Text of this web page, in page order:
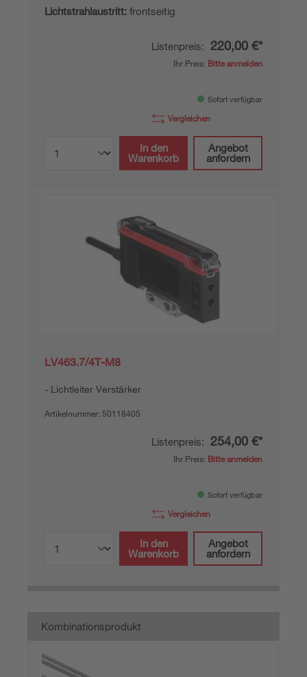
Lichtstrahlaustritt: frontseitig
Listenpreis: 220,00 €*
Ihr Preis: Bitte anmelden
Sofort verfügbar
Vergleichen
In den
Warenkorb
Angebot
anfordern
LV463.7/4T-M8
Lichtleiter Verstärker
Artikelnummer: 50118405
Listenpreis: 254,00 €*
Ihr Preis: Bitte anmelden
Sofort verfügbar
Vergleichen
In den
Warenkorb
Angebot
anfordern
Kombinationsprodukt